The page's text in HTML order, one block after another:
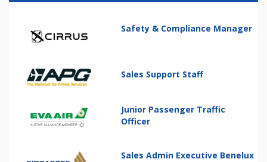
Safety & Compliance Manager
Sales Support Staff
Junior Passenger Traffic
Officer
Sales Admin Executive Benelux